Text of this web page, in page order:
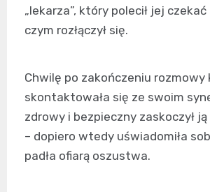
„lekarza”, który polecił jej
czym rozłączył się.
Chwilę po zakończeniu rozmowy
skontaktowała się ze swoim
zdrowy i bezpieczny zaskoczył
– dopiero wtedy uświadomiła
padła ofiarą oszustwa.